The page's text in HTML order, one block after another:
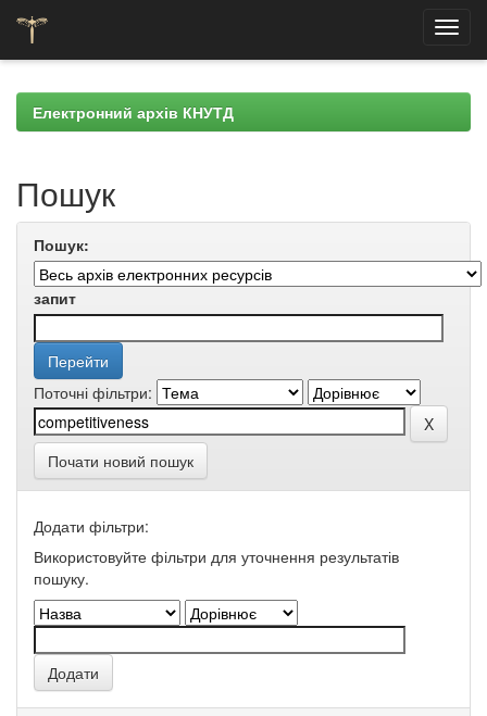
navigationЕлектронний архів КНУТД
Пошук
Пошук:
запит
Поточні фільтри:
Почати новий пошук
Додати фільтри:
Використовуйте фільтри для уточнення результатів
пошуку.